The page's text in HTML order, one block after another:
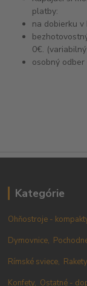
platby:
na dobierku
0€.
osobný odber
Kategórie
Ohňostroje -
Dymovnice,
Rímské sviece,
Konfety, Ostatné -